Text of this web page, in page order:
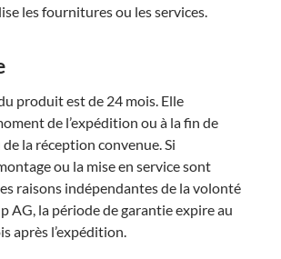
les fournitures ou les services.
produit est de 24 mois. Elle
de l’expédition ou à la fin de
de la réception convenue. Si
ou la mise en service sont
raisons indépendantes de la volonté
AG, la période de garantie expire au
après l’expédition.